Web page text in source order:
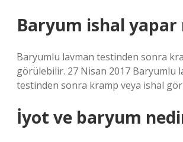
Baryum ishal yapar
Baryumlu lavman testinden sonra
görülebilir. 27 Nisan 2017 Baryumlu
testinden sonra kramp veya ishal
İyot ve baryum